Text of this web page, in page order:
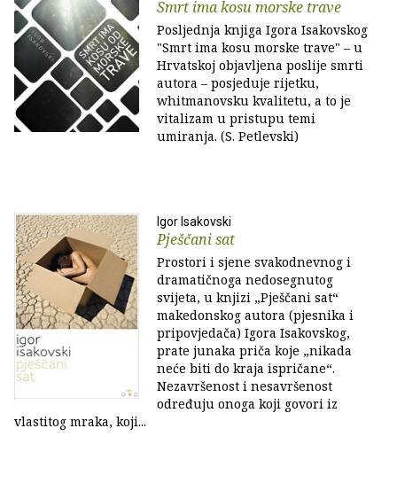
Smrt ima kosu morske trave
Posljednja knjiga Igora Isakovskog
"Smrt ima kosu morske trave" – u
Hrvatskoj objavljena poslije smrti
autora – posjeduje rijetku,
whitmanovsku kvalitetu, a to je
vitalizam u pristupu temi
umiranja. (S. Petlevski)
Igor Isakovski
Pješčani sat
Prostori i sjene svakodnevnog i
dramatičnoga nedosegnutog
svijeta, u knjizi „Pješčani sat“
makedonskog autora (pjesnika i
pripovjedača) Igora Isakovskog,
prate junaka priča koje „nikada
neće biti do kraja ispričane“.
Nezavršenost i nesavršenost
određuju onoga koji govori iz
vlastitog mraka, koji...